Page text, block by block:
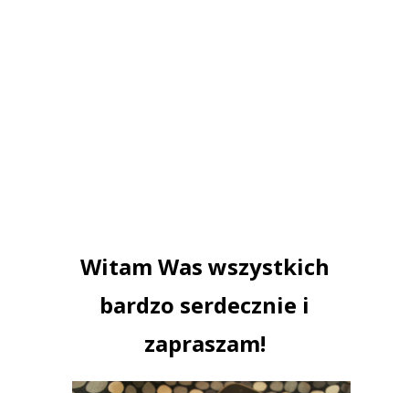
Witam Was wszystkich
bardzo serdecznie i
zapraszam!